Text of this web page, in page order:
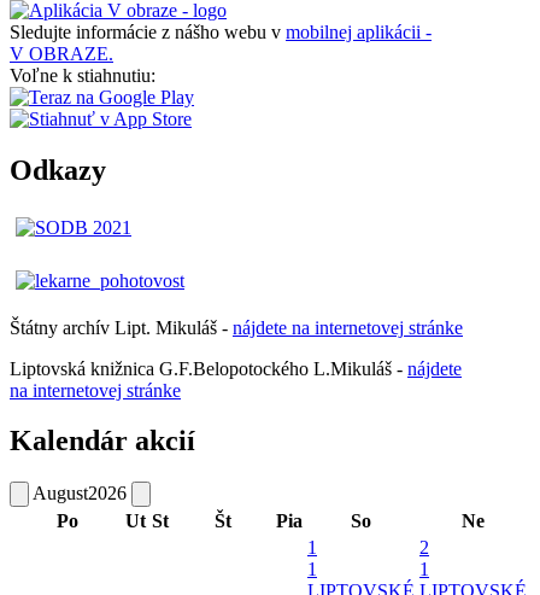
Sledujte informácie z nášho webu v mobilnej aplikácii -
V OBRAZE.
Voľne k stiahnutiu:
Odkazy
Štátny archív Lipt. Mikuláš - nájdete na internetovej stránke
Liptovská knižnica G.F.Belopotockého L.Mikuláš - nájdete
na internetovej stránke
Kalendár akcií
August2026
Po
Ut St Št Pia So Ne
1
1
2
1